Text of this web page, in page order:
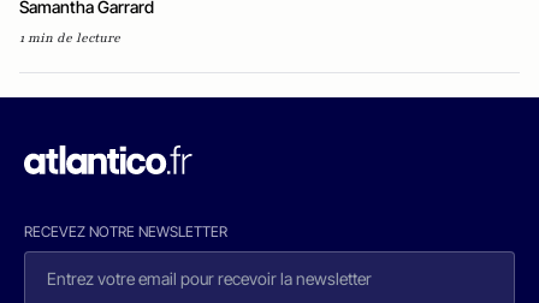
Samantha Garrard
1 min de lecture
RECEVEZ NOTRE NEWSLETTER